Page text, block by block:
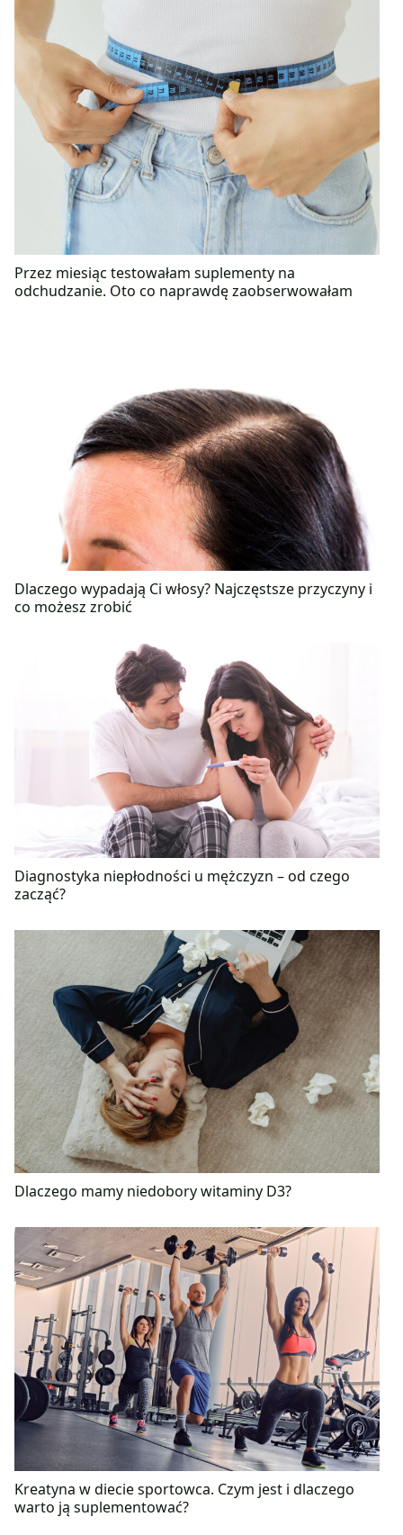
Przez miesiąc testowałam suplementy na
odchudzanie. Oto co naprawdę zaobserwowałam
Dlaczego wypadają Ci włosy? Najczęstsze przyczyny i
co możesz zrobić
Diagnostyka niepłodności u mężczyzn – od czego
zacząć?
Dlaczego mamy niedobory witaminy D3?
Kreatyna w diecie sportowca. Czym jest i dlaczego
warto ją suplementować?